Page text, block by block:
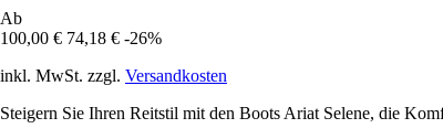
Ab
100,00 € 74,18 € -26%
inkl. MwSt. zzgl. Versandkosten
Steigern Sie Ihren Reitstil mit den Boots Ariat Selene, die